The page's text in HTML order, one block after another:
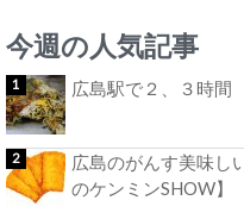
今週の人気記事
広島駅で２、３時間
広島のがんす美味し
のケンミンSHOW】